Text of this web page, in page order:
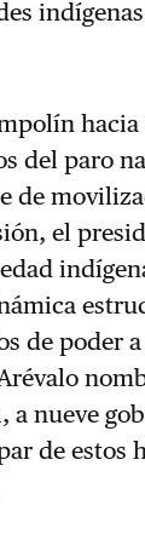
hacia
del paro
de
el
de poder
nueve
de estos